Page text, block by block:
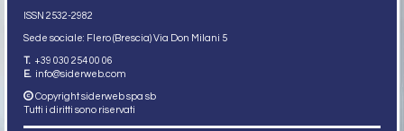
ISSN 2532-2982
Sede sociale: Flero (Brescia) Via Don Milani 5
T. +39 030 254 00 06
E. info@siderweb.com
Copyright siderweb spa sb
Tutti i diritti sono riservati